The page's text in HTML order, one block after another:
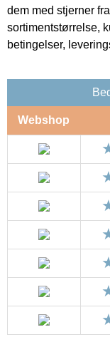
dem med stjerner
sortimentstørrelse,
betingelser,
Webshop